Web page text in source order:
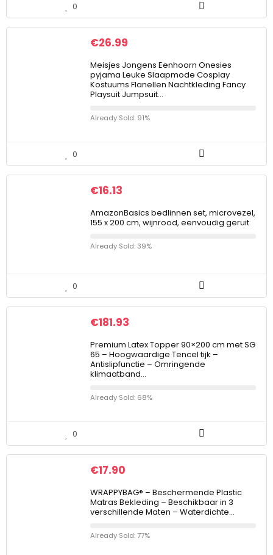
0
€26.99
Meisjes Jongens Eenhoorn Onesies
pyjama Leuke Slaapmode Cosplay
Kostuums Flanellen Nachtkleding Fancy
Playsuit Jumpsuit…
Already Sold: 91%
0
€16.13
AmazonBasics bedlinnen set, microvezel,
155 x 200 cm, wijnrood, eenvoudig geruit
Already Sold: 39%
0
€181.93
Premium Latex Topper 90×200 cm met SG
65 – Hoogwaardige Tencel tijk –
Antislipfunctie – Omringende
klimaatband…
Already Sold: 68%
0
€17.90
WRAPPYBAG® – Beschermende Plastic
Matras Bekleding – Beschikbaar in 3
verschillende Maten – Waterdichte…
Already Sold: 77%